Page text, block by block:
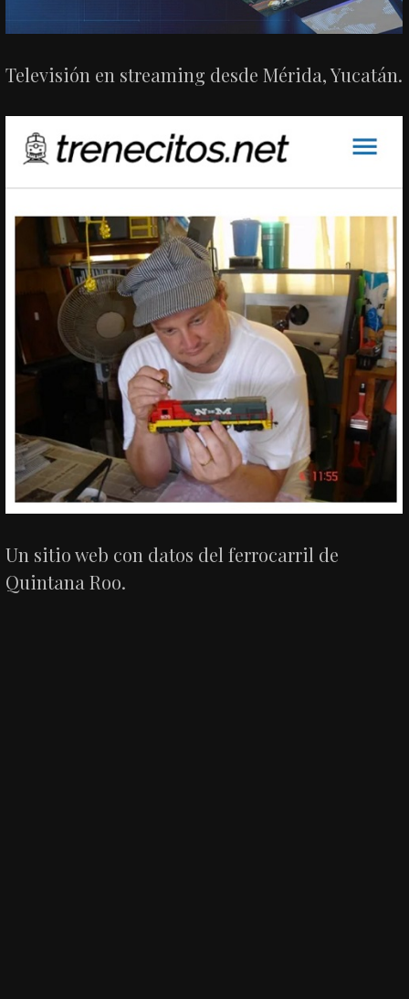
Televisión en streaming desde Mérida, Yucatán.
Un sitio web con datos del ferrocarril de
Quintana Roo.